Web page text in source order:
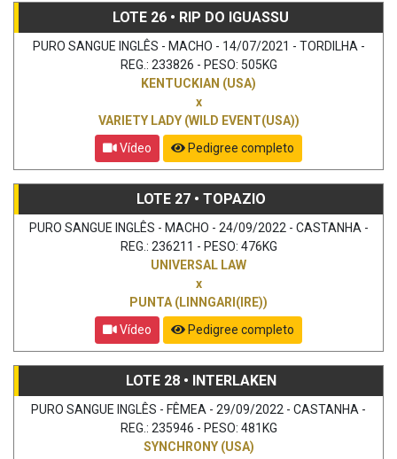
LOTE 26 • RIP DO IGUASSU
PURO SANGUE INGLÊS - MACHO - 14/07/2021 - TORDILHA -
REG.: 233826 - PESO: 505KG
KENTUCKIAN (USA)
x
VARIETY LADY (WILD EVENT(USA))
Vídeo
Pedigree completo
LOTE 27 • TOPAZIO
PURO SANGUE INGLÊS - MACHO - 24/09/2022 - CASTANHA -
REG.: 236211 - PESO: 476KG
UNIVERSAL LAW
x
PUNTA (LINNGARI(IRE))
Vídeo
Pedigree completo
LOTE 28 • INTERLAKEN
PURO SANGUE INGLÊS - FÊMEA - 29/09/2022 - CASTANHA -
REG.: 235946 - PESO: 481KG
SYNCHRONY (USA)